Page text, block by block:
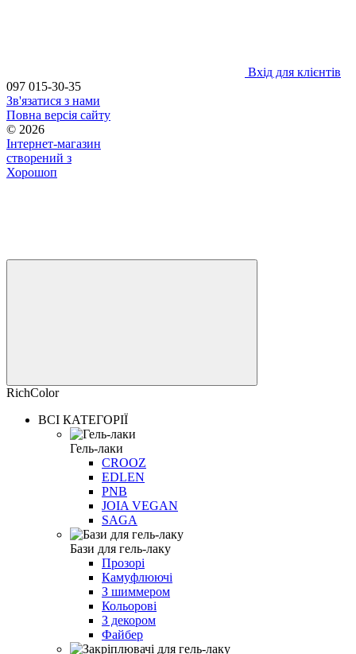
Вхід для клієнтів
097 015-30-35
Зв'язатися з нами
Повна версія сайту
© 2026
Інтернет-магазин
створений з
Хорошоп
RichColor
ВСІ КАТЕГОРІЇ
Гель-лаки
CROOZ
EDLEN
PNB
JOIA VEGAN
SAGA
Бази для гель-лаку
Прозорі
Камуфлюючі
З шиммером
Кольорові
З декором
Файбер